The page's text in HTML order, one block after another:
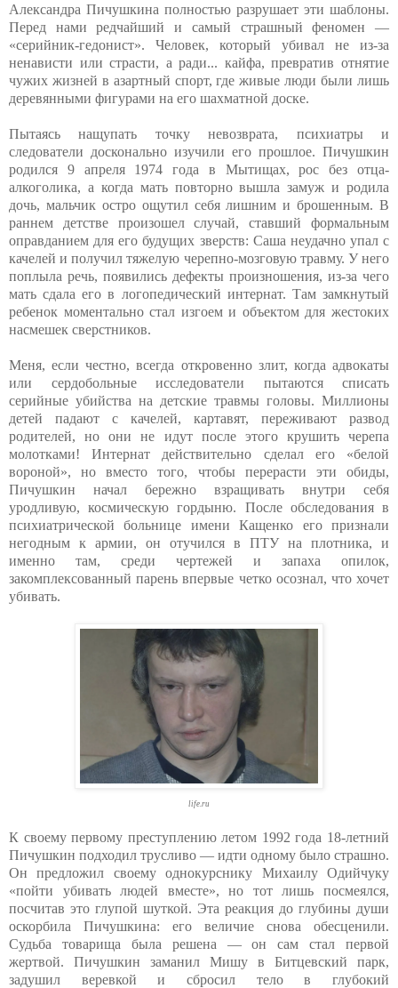
Александра Пичушкина полностью разрушает эти шаблоны.
Перед нами редчайший и самый страшный феномен —
«серийник-гедонист». Человек, который убивал не из-за
ненависти или страсти, а ради... кайфа, превратив отнятие
чужих жизней в азартный спорт, где живые люди были лишь
деревянными фигурами на его шахматной доске.
Пытаясь нащупать точку невозврата, психиатры и
следователи досконально изучили его прошлое. Пичушкин
родился 9 апреля 1974 года в Мытищах, рос без отца-
алкоголика, а когда мать повторно вышла замуж и родила
дочь, мальчик остро ощутил себя лишним и брошенным. В
раннем детстве произошел случай, ставший формальным
оправданием для его будущих зверств: Саша неудачно упал с
качелей и получил тяжелую черепно-мозговую травму. У него
поплыла речь, появились дефекты произношения, из-за чего
мать сдала его в логопедический интернат. Там замкнутый
ребенок моментально стал изгоем и объектом для жестоких
насмешек сверстников.
Меня, если честно, всегда откровенно злит, когда адвокаты
или сердобольные исследователи пытаются списать
серийные убийства на детские травмы головы. Миллионы
детей падают с качелей, картавят, переживают развод
родителей, но они не идут после этого крушить черепа
молотками! Интернат действительно сделал его «белой
вороной», но вместо того, чтобы перерасти эти обиды,
Пичушкин начал бережно взращивать внутри себя
уродливую, космическую гордыню. После обследования в
психиатрической больнице имени Кащенко его признали
негодным к армии, он отучился в ПТУ на плотника, и
именно там, среди чертежей и запаха опилок,
закомплексованный парень впервые четко осознал, что хочет
убивать.
life.ru
К своему первому преступлению летом 1992 года 18-летний
Пичушкин подходил трусливо — идти одному было страшно.
Он предложил своему однокурснику Михаилу Одийчуку
«пойти убивать людей вместе», но тот лишь посмеялся,
посчитав это глупой шуткой. Эта реакция до глубины души
оскорбила Пичушкина: его величие снова обесценили.
Судьба товарища была решена — он сам стал первой
жертвой. Пичушкин заманил Мишу в Битцевский парк,
задушил веревкой и сбросил тело в глубокий